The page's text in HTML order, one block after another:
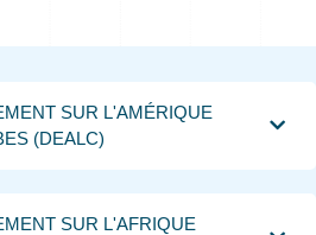
SUR L'AMÉRIQUE
(DEALC)
SUR L'AFRIQUE